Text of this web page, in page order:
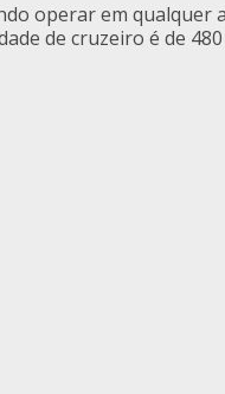
operar em
de cruzeiro é de